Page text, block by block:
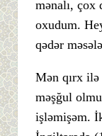
mənalı, çox
oxudum.
qədər
Mən qırx
məşğul
işləmişəm.